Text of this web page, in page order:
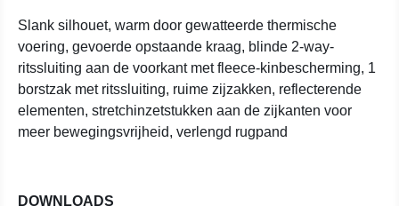
Slank silhouet, warm door gewatteerde thermische
voering, gevoerde opstaande kraag, blinde 2-way-
ritssluiting aan de voorkant met fleece-kinbescherming, 1
borstzak met ritssluiting, ruime zijzakken, reflecterende
elementen, stretchinzetstukken aan de zijkanten voor
meer bewegingsvrijheid, verlengd rugpand
DOWNLOADS